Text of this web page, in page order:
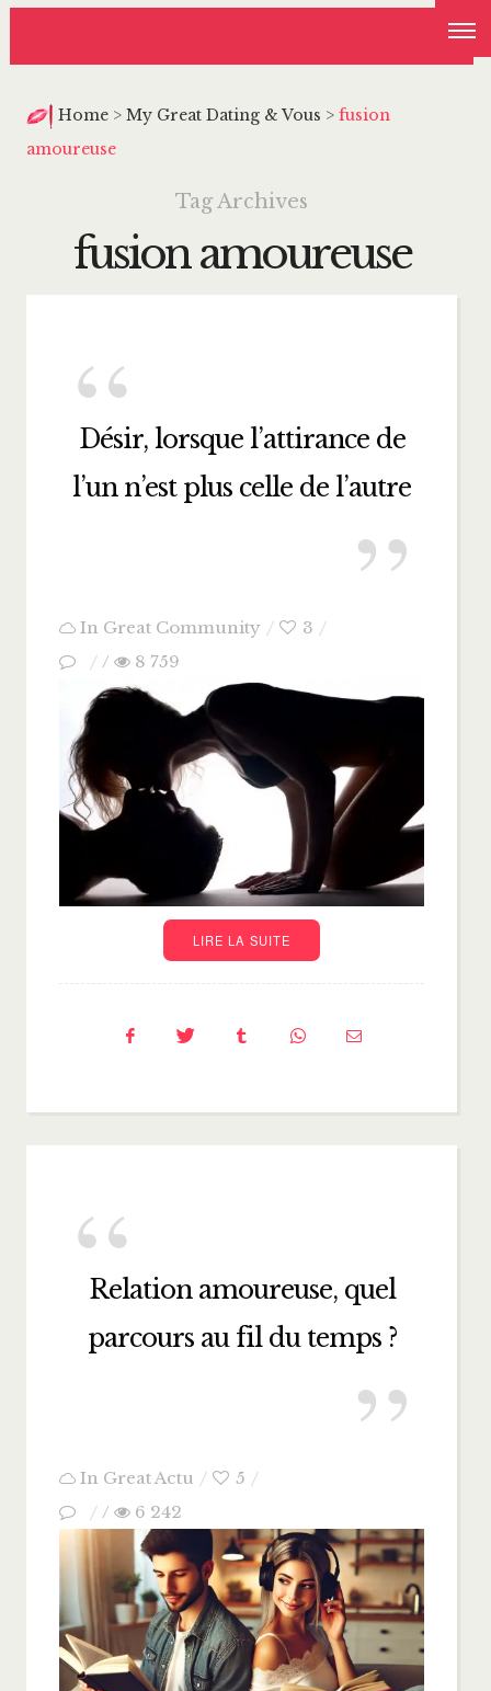
Home > My Great Dating & Vous > fusion
amoureuse
Tag Archives
fusion amoureuse
Désir, lorsque l’attirance de
l’un n’est plus celle de l’autre
In Great Community
3
/
8 759
LIRE LA SUITE
Relation amoureuse, quel
parcours au fil du temps ?
In Great Actu
5
/
6 242